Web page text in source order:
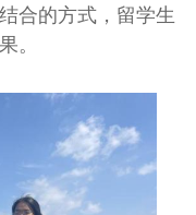
合的方式，留学生
。